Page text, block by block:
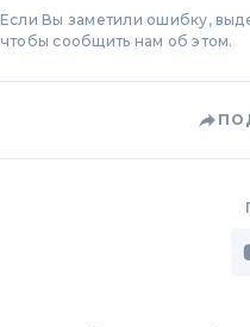
Если Вы заметили ошибку,
чтобы сообщить нам об этом.